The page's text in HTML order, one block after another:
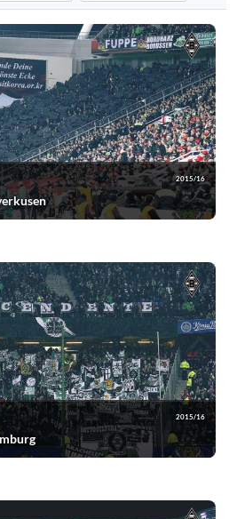
dem ausgewählten Verein.
Filtert die Choreografien
2015/16
2015/16